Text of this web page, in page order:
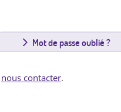
Mot de passe oublié ?
nous contacter.